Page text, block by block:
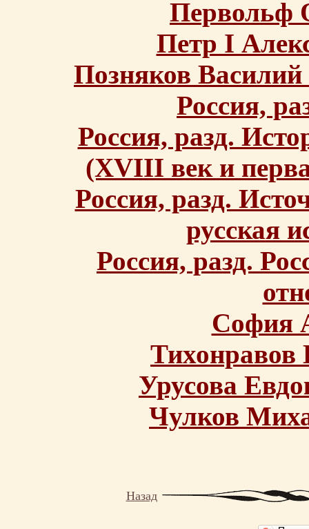
Первольф
Петр I
Позняков
Россия,
Россия, разд.
(XVIII век и
Россия, разд.
русская
Россия, разд.
София
Урусова
Чулков
Назад